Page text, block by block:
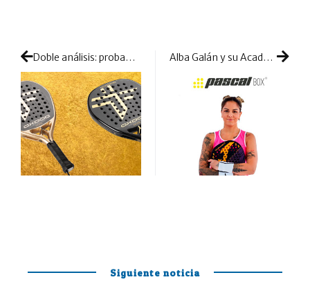
Doble análisis: probamos las Ultimate Pro y Ultimate Pro+ de Oxdog Padel Alba Galán y su Academia se unen a la firma Pascal Box
Siguiente noticia